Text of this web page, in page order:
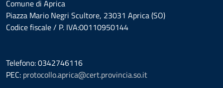
Comune di Aprica
Piazza Mario Negri Scultore, 23031 Aprica (SO)
Codice fiscale / P. IVA:00110950144
Telefono: 0342746116
PEC: protocollo.aprica@cert.provincia.so.it